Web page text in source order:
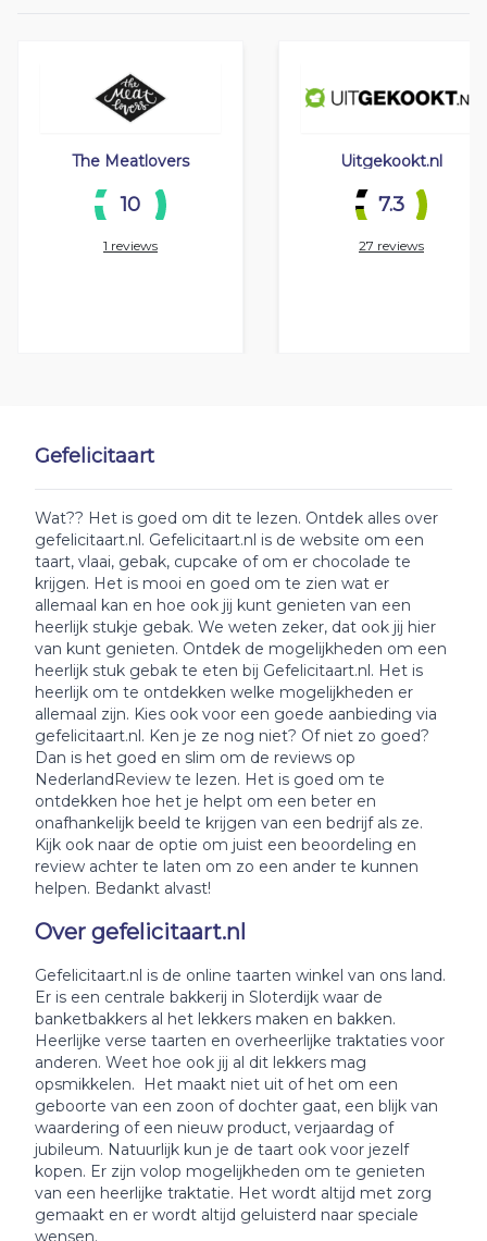
Gefelicitaart
Wat?? Het is goed om dit te lezen. Ontdek alles over
gefelicitaart.nl. Gefelicitaart.nl is de website om een
taart, vlaai, gebak, cupcake of om er chocolade te
krijgen. Het is mooi en goed om te zien wat er
allemaal kan en hoe ook jij kunt genieten van een
heerlijk stukje gebak. We weten zeker, dat ook jij hier
van kunt genieten. Ontdek de mogelijkheden om een
heerlijk stuk gebak te eten bij Gefelicitaart.nl. Het is
heerlijk om te ontdekken welke mogelijkheden er
allemaal zijn. Kies ook voor een goede aanbieding via
gefelicitaart.nl. Ken je ze nog niet? Of niet zo goed?
Dan is het goed en slim om de reviews op
NederlandReview te lezen. Het is goed om te
ontdekken hoe het je helpt om een beter en
onafhankelijk beeld te krijgen van een bedrijf als ze.
Kijk ook naar de optie om juist een beoordeling en
review achter te laten om zo een ander te kunnen
helpen. Bedankt alvast!
Over gefelicitaart.nl
Gefelicitaart.nl is de online taarten winkel van ons land.
Er is een centrale bakkerij in Sloterdijk waar de
banketbakkers al het lekkers maken en bakken.
Heerlijke verse taarten en overheerlijke traktaties voor
anderen. Weet hoe ook jij al dit lekkers mag
opsmikkelen. Het maakt niet uit of het om een
geboorte van een zoon of dochter gaat, een blijk van
waardering of een nieuw product, verjaardag of
jubileum. Natuurlijk kun je de taart ook voor jezelf
kopen. Er zijn volop mogelijkheden om te genieten
van een heerlijke traktatie. Het wordt altijd met zorg
gemaakt en er wordt altijd geluisterd naar speciale
wensen.
The Meatlovers
10
1 reviews
Uitgekookt.nl
7.3
27 reviews